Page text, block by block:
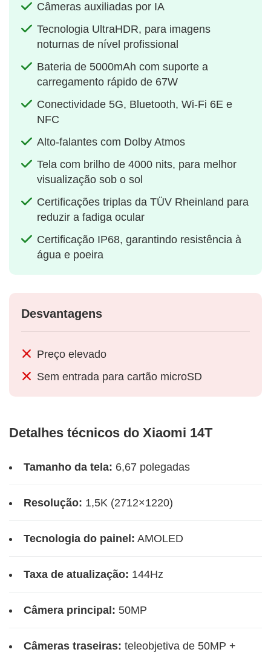
Câmeras auxiliadas por IA
Tecnologia UltraHDR, para imagens
noturnas de nível profissional
Bateria de 5000mAh com suporte a
carregamento rápido de 67W
Conectividade 5G, Bluetooth, Wi-Fi 6E e
NFC
Alto-falantes com Dolby Atmos
Tela com brilho de 4000 nits, para melhor
visualização sob o sol
Certificações triplas da TÜV Rheinland para
reduzir a fadiga ocular
Certificação IP68, garantindo resistência à
água e poeira
Desvantagens
Preço elevado
Sem entrada para cartão microSD
Detalhes técnicos do Xiaomi 14T
Tamanho da tela: 6,67 polegadas
Resolução: 1,5K (2712×1220)
Tecnologia do painel: AMOLED
Taxa de atualização: 144Hz
Câmera principal: 50MP
Câmeras traseiras: teleobjetiva de 50MP +